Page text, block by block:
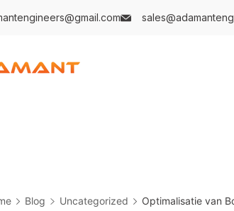
Blog Uncategorized
Optimalisatie van